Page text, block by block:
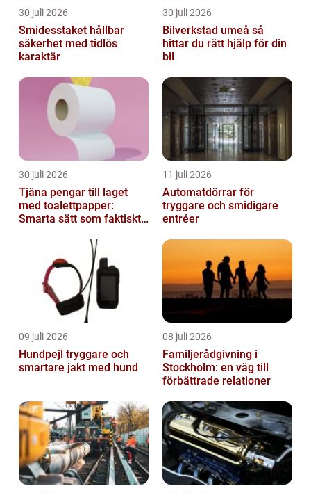
30 juli 2026
Smidesstaket hållbar
säkerhet med tidlös
karaktär
30 juli 2026
Bilverkstad umeå så
hittar du rätt hjälp för din
bil
30 juli 2026
Tjäna pengar till laget
med toalettpapper:
Smarta sätt som faktiskt
11 juli 2026
Automatdörrar för
tryggare och smidigare
entréer
09 juli 2026
Hundpejl tryggare och
smartare jakt med hund
08 juli 2026
Familjerådgivning i
Stockholm: en väg till
förbättrade relationer